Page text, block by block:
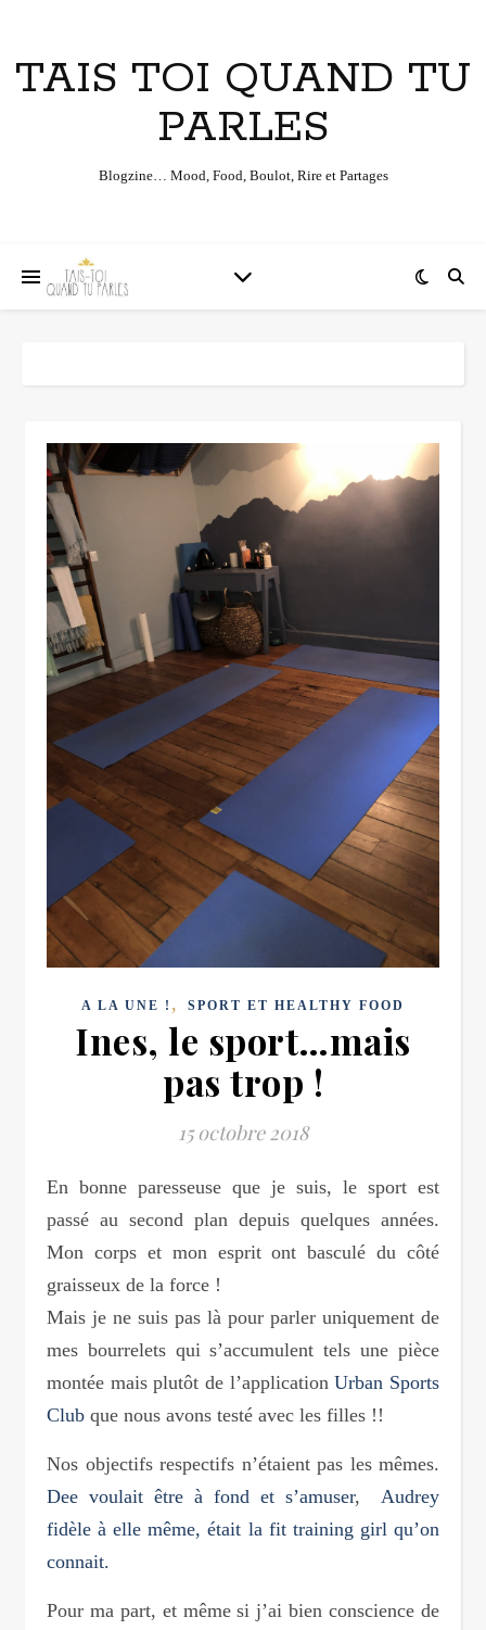
TAIS TOI QUAND TU
PARLES
Blogzine… Mood, Food, Boulot, Rire et Partages
A LA UNE ! , SPORT ET HEALTHY FOOD
Ines, le sport…mais
pas trop !
15 octobre 2018
En bonne paresseuse que je suis, le sport est
passé au second plan depuis quelques années.
Mon corps et mon esprit ont basculé du côté
graisseux de la force !
Mais je ne suis pas là pour parler uniquement de
mes bourrelets qui s’accumulent tels une pièce
montée mais plutôt de l’applicationUrban Sports
Club que nous avons testé avec les filles !!
Nos objectifs respectifs n’étaient pas les mêmes.
Dee voulait être à fond et s’amuser, Audrey
fidèle à elle même, était la fit training girl qu’on
connait.
Pour ma part, et même si j’ai bien conscience de